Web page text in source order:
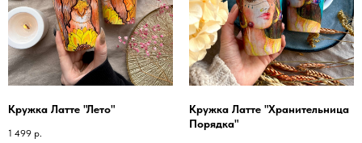
Кружка Латте "Лето"
1 499 р.
Кружка Латте "Хранительница
Порядка"